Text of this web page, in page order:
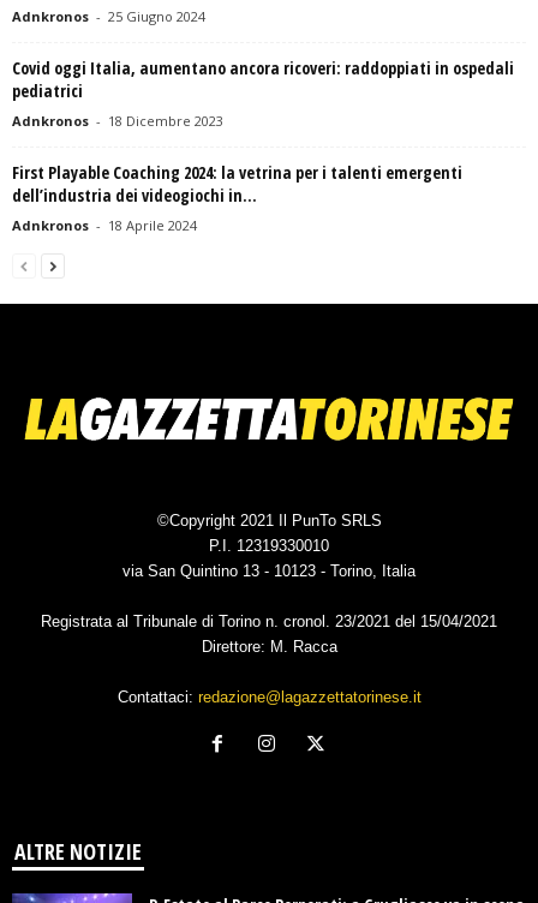
Adnkronos - 25 Giugno 2024
Covid oggi Italia, aumentano ancora ricoveri: raddoppiati in ospedali
pediatrici
Adnkronos - 18 Dicembre 2023
First Playable Coaching 2024: la vetrina per i talenti emergenti
dell’industria dei videogiochi in...
Adnkronos - 18 Aprile 2024
©Copyright 2021 Il PunTo SRLS
P.I. 12319330010
via San Quintino 13 - 10123 - Torino, Italia
Registrata al Tribunale di Torino n. cronol. 23/2021 del 15/04/2021
Direttore: M. Racca
Contattaci: redazione@lagazzettatorinese.it
ALTRE NOTIZIE